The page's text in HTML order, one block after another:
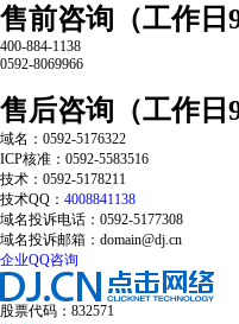
售前咨询（工作日
400-884-1138
0592-8069966
售后咨询（工作日
域名：0592-5176322
ICP核准：0592-5583516
技术：0592-5178211
技术QQ： 4008841138
域名投诉电话：0592-5177308
域名投诉邮箱：domain@dj.cn
企业QQ咨询
股票代码：832571